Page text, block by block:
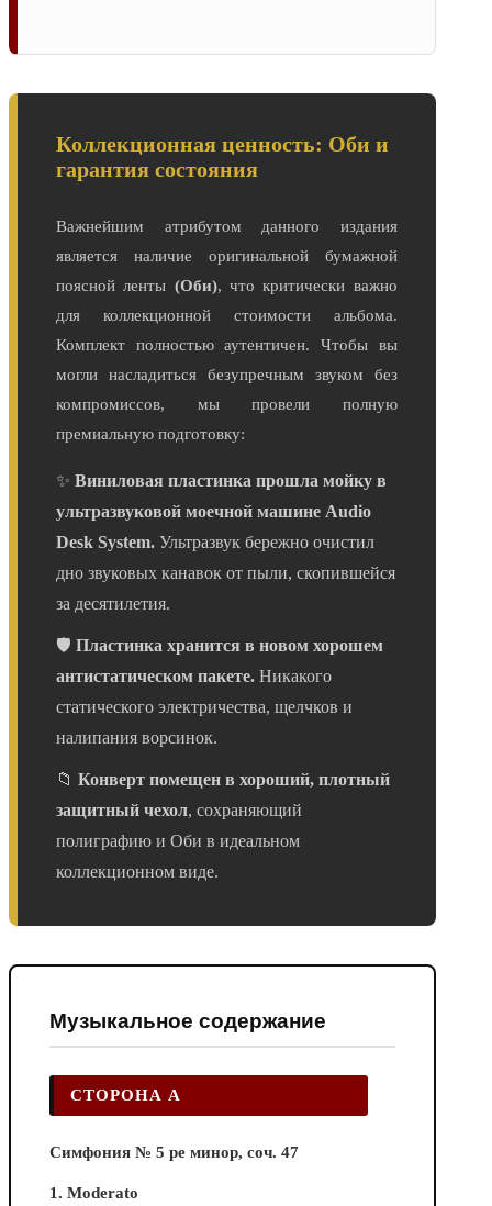
Коллекционная ценность: Оби и
гарантия состояния
Важнейшим атрибутом данного издания
является наличие оригинальной бумажной
поясной ленты (Оби), что критически важно
для коллекционной стоимости альбома.
Комплект полностью аутентичен. Чтобы вы
могли насладиться безупречным звуком без
компромиссов, мы провели полную
премиальную подготовку:
✨ Виниловая пластинка прошла мойку в
ультразвуковой моечной машине Audio
Desk System. Ультразвук бережно очистил
дно звуковых канавок от пыли, скопившейся
за десятилетия.
🛡️ Пластинка хранится в новом хорошем
антистатическом пакете. Никакого
статического электричества, щелчков и
налипания ворсинок.
📁 Конверт помещен в хороший, плотный
защитный чехол, сохраняющий
полиграфию и Оби в идеальном
коллекционном виде.
Музыкальное содержание
СТОРОНА А
Симфония № 5 ре минор, соч. 47
1. Moderato